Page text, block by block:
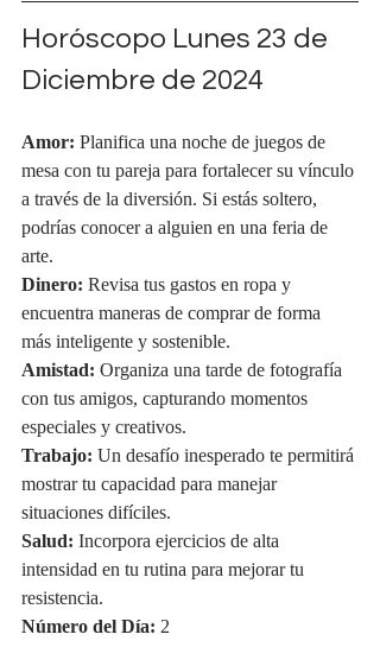
Horóscopo Lunes 23 de
Diciembre de 2024
Amor: Planifica una noche de juegos de
mesa con tu pareja para fortalecer su vínculo
a través de la diversión. Si estás soltero,
podrías conocer a alguien en una feria de
arte.
Dinero: Revisa tus gastos en ropa y
encuentra maneras de comprar de forma
más inteligente y sostenible.
Amistad: Organiza una tarde de fotografía
con tus amigos, capturando momentos
especiales y creativos.
Trabajo: Un desafío inesperado te permitirá
mostrar tu capacidad para manejar
situaciones difíciles.
Salud: Incorpora ejercicios de alta
intensidad en tu rutina para mejorar tu
resistencia.
Número del Día: 2